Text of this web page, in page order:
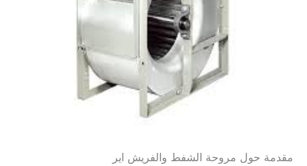
مقدمة حول مروحة الشفط والفريش اير